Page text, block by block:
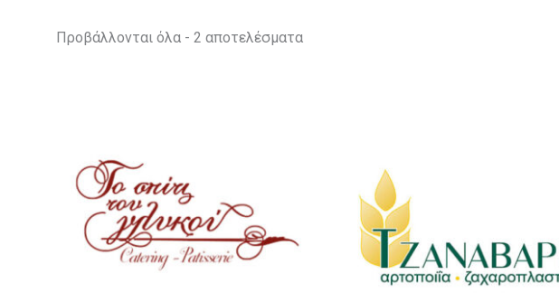
Προβάλλονται όλα - 2 αποτελέσματα